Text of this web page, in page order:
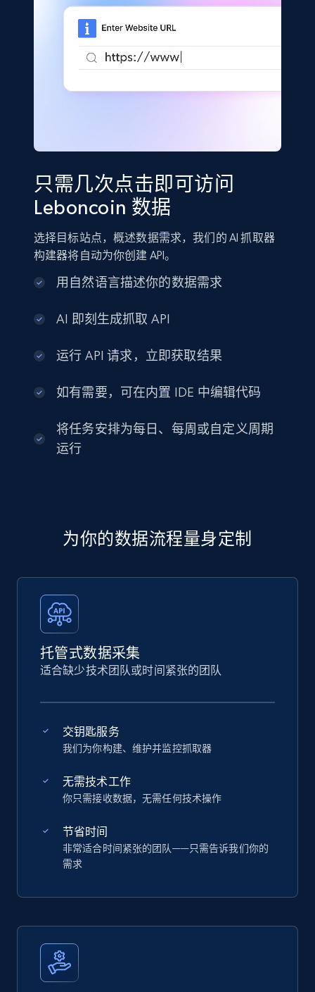
只需几次点击即可访问
Leboncoin 数据
选择目标站点，概述数据需求，我们的 AI 抓取器
构建器将自动为你创建 API。
用自然语言描述你的数据需求
AI 即刻生成抓取 API
运行 API 请求，立即获取结果
如有需要，可在内置 IDE 中编辑代码
将任务安排为每日、每周或自定义周期
运行
为你的数据流程量身定制
托管式数据采集
适合缺少技术团队或时间紧张的团队
交钥匙服务
我们为你构建、维护并监控抓取器
无需技术工作
你只需接收数据，无需任何技术操作
节省时间
非常适合时间紧张的团队——只需告诉我们你的
需求